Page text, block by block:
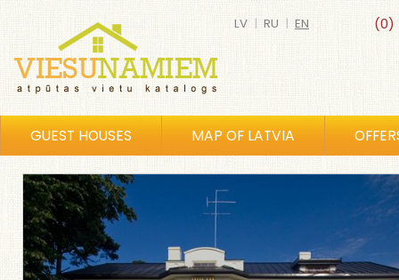
(0)
LV | RU | EN
GUEST HOUSES MAP OF LATVIA